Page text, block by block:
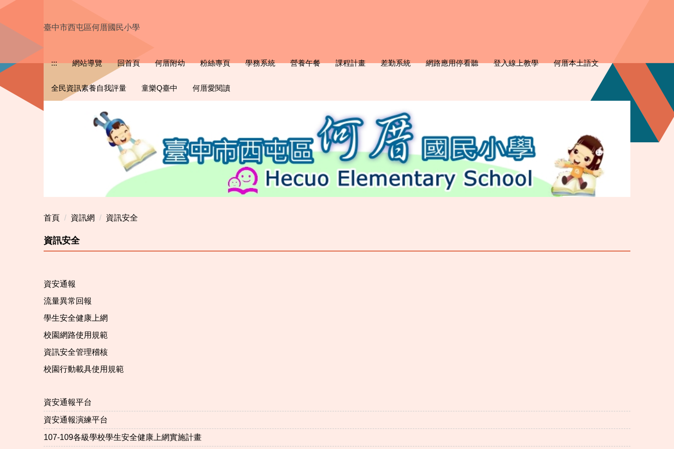
跳
主
容
臺中市西屯區何厝國民小學
::: 網站導覽 回首頁 何厝附幼 粉絲專頁 學務系統 營養午餐 課程計畫 差勤系統 網路應用停看聽 登入線上教學 何厝本土語文
全民資訊素養自我評量 童樂Q臺中 何厝愛閱讀
首頁 資訊網 資訊安全
資訊安全
資安通報
流量異常回報
學生安全健康上網
校園網路使用規範
資訊安全管理稽核
校園行動載具使用規範
資安通報平台
資安通報演練平台
107-109各級學校學生安全健康上網實施計畫